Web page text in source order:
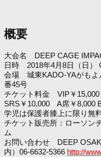
概要
大会名 DEEP CAGE
日時 2018年4月8日（日）
会場 城東KADO-YAがも
番45号
チケット料金 VIP￥
SRS￥10,000 A席￥
学児は保護者膝上に限り無
チケット販売所：ローソン
ム
お問い合わせ DEEP
内）06-6632-5366 http://